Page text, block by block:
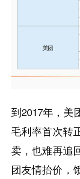
到2017年，美
毛利率首次转
卖，也难再追
团友情抬价，